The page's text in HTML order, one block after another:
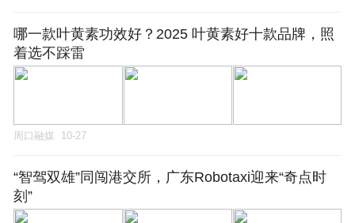
哪一款叶黄素功效好？2025 叶黄素好十款品牌，照
着选不踩雷
周口融媒 10-27
“智驾双雄”同闯港交所，广东Robotaxi迎来“奇点时
刻”